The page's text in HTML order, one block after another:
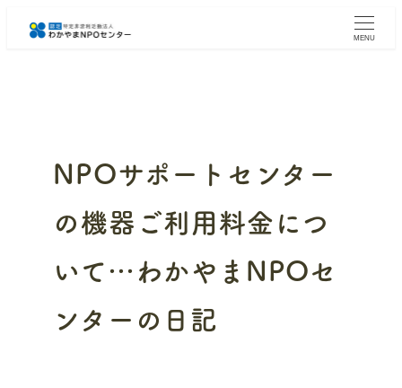
MENU
NPOサポートセンター
の機器ご利用料金につ
いて…わかやまNPOセ
ンターの日記